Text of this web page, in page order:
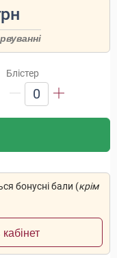
Блістер
0
бонусні бали (крім
кабінет